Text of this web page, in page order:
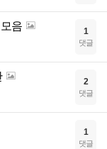
음 1
댓글
2
댓글
1
댓글